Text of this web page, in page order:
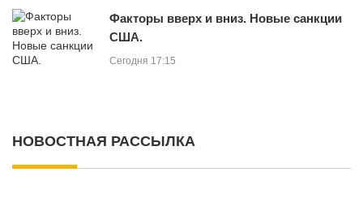
Факторы вверх и вниз. Новые санкции
США.
Сегодня 17:15
НОВОСТНАЯ РАССЫЛКА